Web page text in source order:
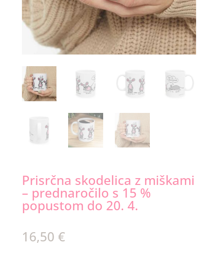
Prisrčna skodelica z miškami
– prednaročilo s 15 %
popustom do 20. 4.
16,50 €